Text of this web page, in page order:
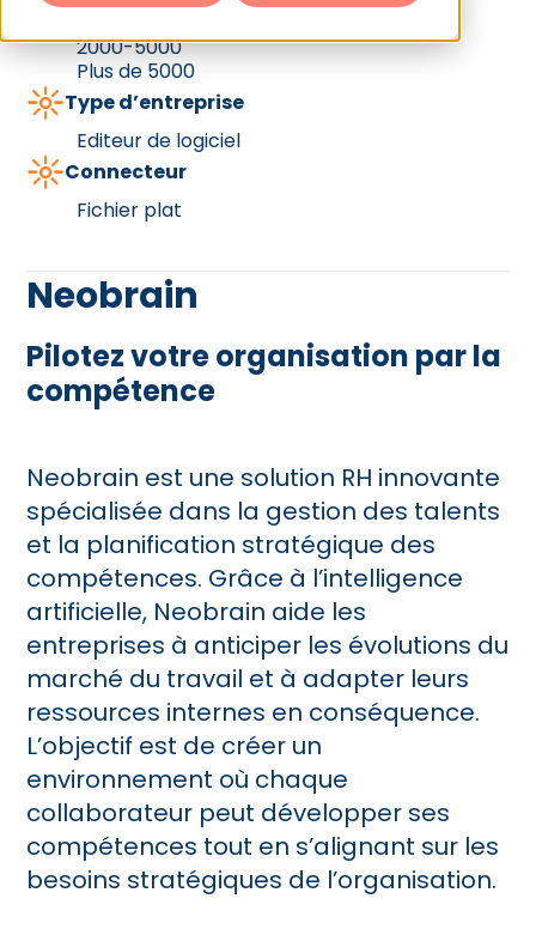
2000-5000
Plus de 5000
Type d’entreprise
Editeur de logiciel
Connecteur
Fichier plat
Neobrain
Pilotez votre organisation par la
compétence
Neobrain est une solution RH innovante
spécialisée dans la gestion des talents
et la planification stratégique des
compétences. Grâce à l’intelligence
artificielle, Neobrain aide les
entreprises à anticiper les évolutions du
marché du travail et à adapter leurs
ressources internes en conséquence.
L’objectif est de créer un
environnement où chaque
collaborateur peut développer ses
compétences tout en s’alignant sur les
besoins stratégiques de l’organisation.